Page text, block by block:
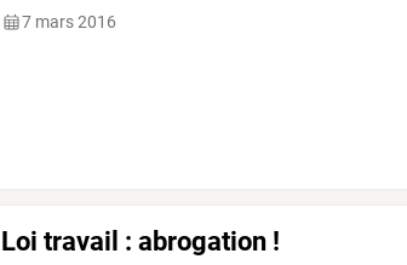
7 mars 2016
Loi travail : abrogation !